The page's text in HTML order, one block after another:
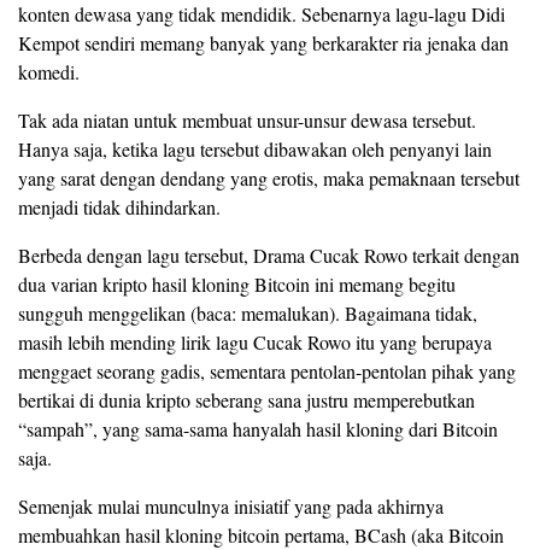
konten dewasa yang tidak mendidik. Sebenarnya lagu-lagu Didi
Kempot sendiri memang banyak yang berkarakter ria jenaka dan
komedi.
Tak ada niatan untuk membuat unsur-unsur dewasa tersebut.
Hanya saja, ketika lagu tersebut dibawakan oleh penyanyi lain
yang sarat dengan dendang yang erotis, maka pemaknaan tersebut
menjadi tidak dihindarkan.
Berbeda dengan lagu tersebut, Drama Cucak Rowo terkait dengan
dua varian kripto hasil kloning Bitcoin ini memang begitu
sungguh menggelikan (baca: memalukan). Bagaimana tidak,
masih lebih mending lirik lagu Cucak Rowo itu yang berupaya
menggaet seorang gadis, sementara pentolan-pentolan pihak yang
bertikai di dunia kripto seberang sana justru memperebutkan
“sampah”, yang sama-sama hanyalah hasil kloning dari Bitcoin
saja.
Semenjak mulai munculnya inisiatif yang pada akhirnya
membuahkan hasil kloning bitcoin pertama, BCash (aka Bitcoin